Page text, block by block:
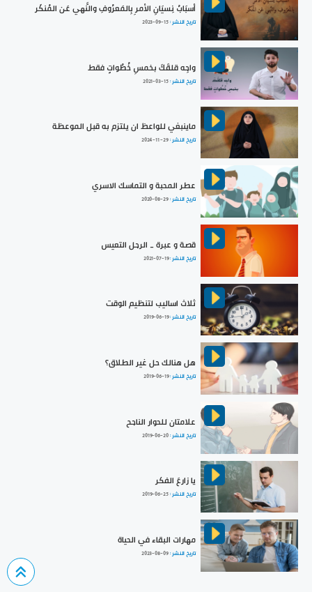
أسبَابُ نِسيَانِ الأمرِ بِالمَعرُوفِ والنَّهي عَن المُنكَر
تاريخ النشر :2023-09-15
واجِه قلقَكَ بخمسِ خُطُواتٍ فقط
تاريخ النشر :2021-03-15
ماينبغي للواعظ ان يلتزم به قبل الموعظة
تاريخ النشر :2024-11-29
عطر المحبة و التماسك الاسري
تاريخ النشر :2020-08-29
قصة و عبرة _ الرجل التعيس
تاريخ النشر :2021-07-19
ثلاث اساليب لتنظيم الوقت
تاريخ النشر :2019-06-19
هل هنالك حل غير الطلاق؟
تاريخ النشر :2019-06-19
علامتان للحوار الناجح
تاريخ النشر :2019-06-20
يا زارعَ الفكر
تاريخ النشر :2019-06-25
مهارات البقاء في الحياة
تاريخ النشر :2023-08-09